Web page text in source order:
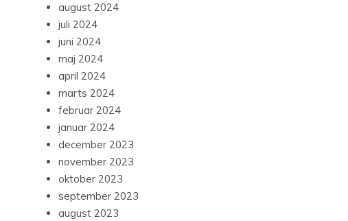
august 2024
juli 2024
juni 2024
maj 2024
april 2024
marts 2024
februar 2024
januar 2024
december 2023
november 2023
oktober 2023
september 2023
august 2023